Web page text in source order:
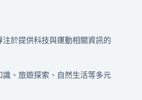
注於提供科技與運動相關資訊的
、旅遊探索、自然生活等多元